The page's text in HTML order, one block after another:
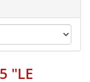
"LE